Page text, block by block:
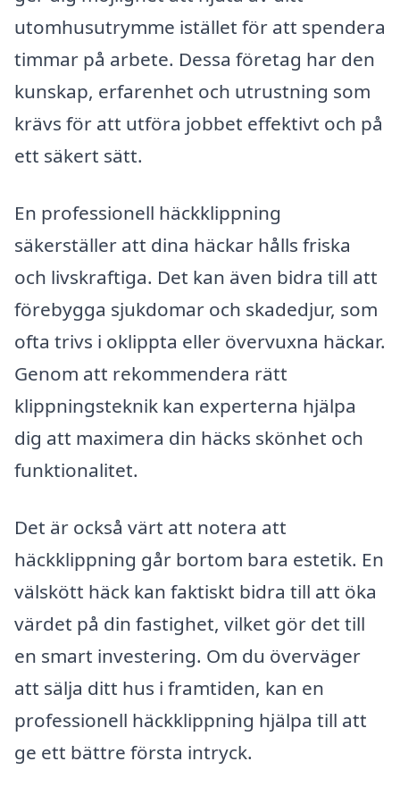
utomhusutrymme istället för att spendera
timmar på arbete. Dessa företag har den
kunskap, erfarenhet och utrustning som
krävs för att utföra jobbet effektivt och på
ett säkert sätt.
En professionell häckklippning
säkerställer att dina häckar hålls friska
och livskraftiga. Det kan även bidra till att
förebygga sjukdomar och skadedjur, som
ofta trivs i oklippta eller övervuxna häckar.
Genom att rekommendera rätt
klippningsteknik kan experterna hjälpa
dig att maximera din häcks skönhet och
funktionalitet.
Det är också värt att notera att
häckklippning går bortom bara estetik. En
välskött häck kan faktiskt bidra till att öka
värdet på din fastighet, vilket gör det till
en smart investering. Om du överväger
att sälja ditt hus i framtiden, kan en
professionell häckklippning hjälpa till att
ge ett bättre första intryck.